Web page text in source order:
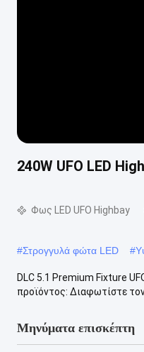
240W UFO LED
Φως LED UFO Highbay
#Στρογγυλά φώτα LED #
DLC 5.1 Premium Fixture
προϊόντος: Διαφωτίστε
Μηνύματα επισκέπτη